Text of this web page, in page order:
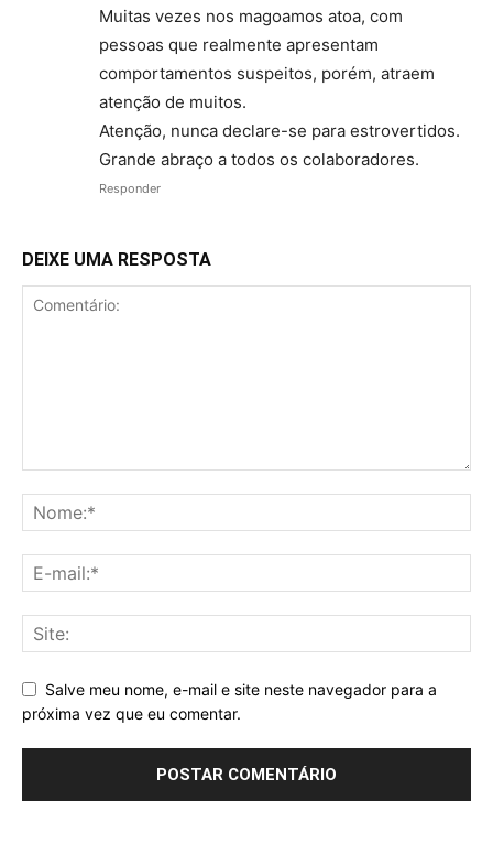
Muitas vezes nos magoamos atoa, com
pessoas que realmente apresentam
comportamentos suspeitos, porém, atraem
atenção de muitos.
Atenção, nunca declare-se para estrovertidos.
Grande abraço a todos os colaboradores.
Responder
DEIXE UMA RESPOSTA
Salve meu nome, e-mail e site neste navegador para a
próxima vez que eu comentar.